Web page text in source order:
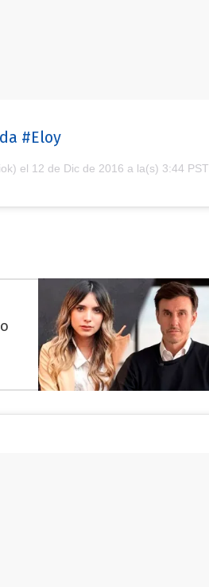
#Eloy
el 12 de Dic de 2016 a la(s) 3:44 PST